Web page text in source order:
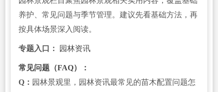
养护、常见问题与季节管理。建议先看基础方法，再
按具体场景深入阅读。
专题入口： 园林资讯
常见问题（FAQ）：
Q： 园林景观里，园林资讯最常见的苗木配置问题怎